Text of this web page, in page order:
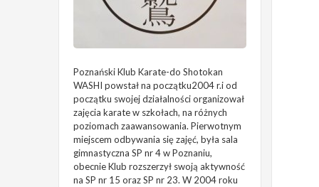
Poznański Klub Karate-do Shotokan
WASHI powstał na początku2004 r.i od
początku swojej działalności organizował
zajęcia karate w szkołach, na różnych
poziomach zaawansowania. Pierwotnym
miejscem odbywania się zajęć, była sala
gimnastyczna SP nr 4 w Poznaniu,
obecnie Klub rozszerzył swoją aktywność
na SP nr 15 oraz SP nr 23. W 2004 roku